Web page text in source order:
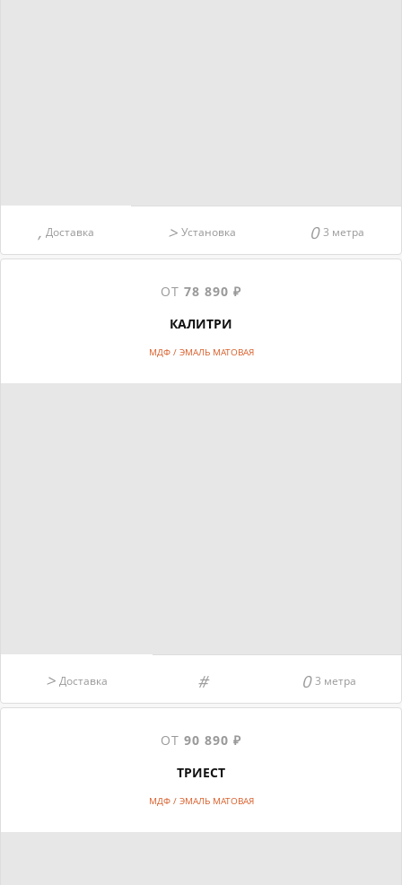
Доставка Установка 3 метра
ОТ 78 890 ₽
КАЛИТРИ
МДФ / ЭМАЛЬ МАТОВАЯ
Доставка 3 метра
ОТ 90 890 ₽
ТРИЕСТ
МДФ / ЭМАЛЬ МАТОВАЯ